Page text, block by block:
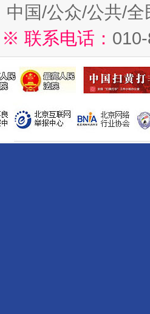
中国/公众/公共/
※ 联系电话：